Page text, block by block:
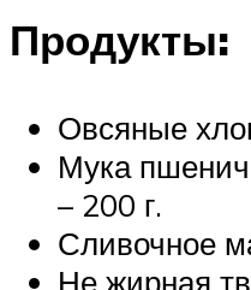
Продукты:
Овсяные
Мука
– 200 г.
Сливочное
Не жирная